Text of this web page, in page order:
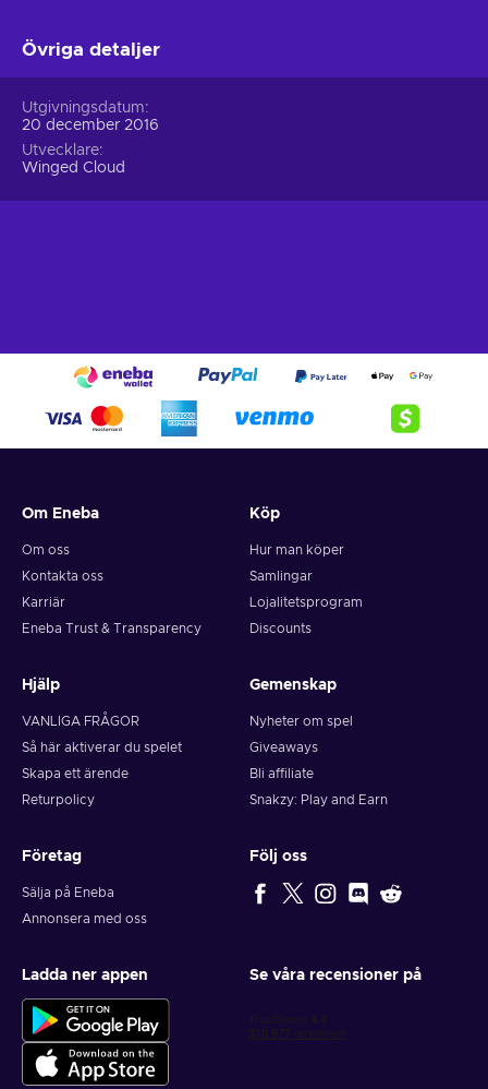
Övriga detaljer
Utgivningsdatum
20 december 2016
Utvecklare
Winged Cloud
Om Eneba
Om oss
Kontakta oss
Karriär
Eneba Trust & Transparency
Köp
Hur man köper
Samlingar
Lojalitetsprogram
Discounts
Hjälp
VANLIGA FRÅGOR
Så här aktiverar du spelet
Skapa ett ärende
Returpolicy
Gemenskap
Nyheter om spel
Giveaways
Bli affiliate
Snakzy: Play and Earn
Företag
Sälja på Eneba
Annonsera med oss
Följ oss
Ladda ner appen Se våra recensioner på